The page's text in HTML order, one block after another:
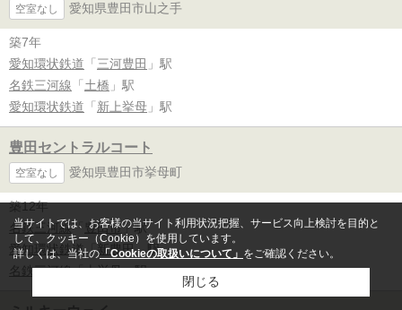
空室なし 愛知県豊田市山之手
築7年
愛知環状鉄道 「 三河豊田 」駅
名鉄三河線 「 土橋 」駅
愛知環状鉄道 「 新上挙母 」駅
豊田セントラルコート
空室なし 愛知県豊田市挙母町
築12年
名鉄三河線「 豊田市」駅
愛知環状鉄道「新豊田」駅
名鉄三河線「上挙母」駅
当サイトでは、お客様の当サイト利用状況把握、サービス向上検討を目的と
して、クッキー（Cookie）を使用しています。
詳しくは、当社の「Cookieの取扱いについて」 をご確認ください。
閉じる